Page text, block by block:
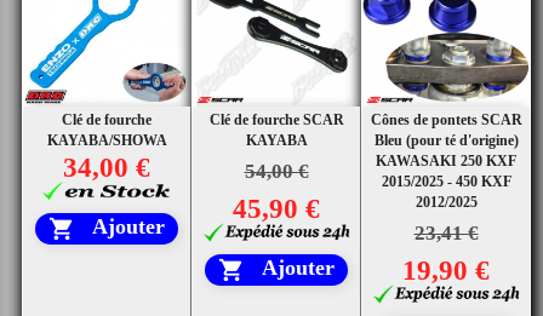
Clé de fourche
KAYABA/SHOWA
34,00 €
 Ajouter
Clé de fourche SCAR
KAYABA
54,00 €
45,90 €
 Ajouter
Cônes de pontets SCAR
Bleu (pour té d'origine)
KAWASAKI 250 KXF
2015/2025 - 450 KXF
2012/2025
23,41 €
19,90 €